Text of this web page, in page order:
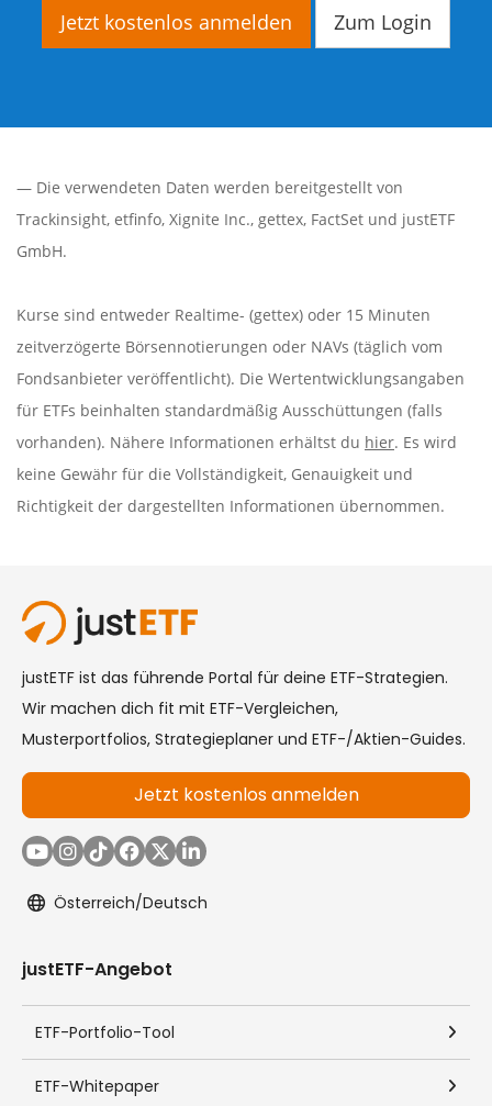
Jetzt kostenlos anmelden Zum Login
— Die verwendeten Daten werden bereitgestellt von
Trackinsight, etfinfo, Xignite Inc., gettex, FactSet und justETF
GmbH.
Kurse sind entweder Realtime- (gettex) oder 15 Minuten
zeitverzögerte Börsennotierungen oder NAVs (täglich vom
Fondsanbieter veröffentlicht). Die Wertentwicklungsangaben
für ETFs beinhalten standardmäßig Ausschüttungen (falls
vorhanden). Nähere Informationen erhältst du hier. Es wird
keine Gewähr für die Vollständigkeit, Genauigkeit und
Richtigkeit der dargestellten Informationen übernommen.